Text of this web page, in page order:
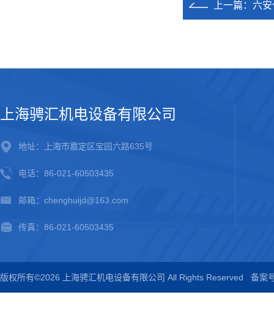
上一篇： 六
上海骋汇机电设备有限公司
地址：上海市嘉定区宝园六路635号
电话：86-021-60503435
邮箱：chenghuijd@163.com
传真：86-021-60503435
版权所有©2026 上海骋汇机电设备有限公司 All Rights Reserved 备案